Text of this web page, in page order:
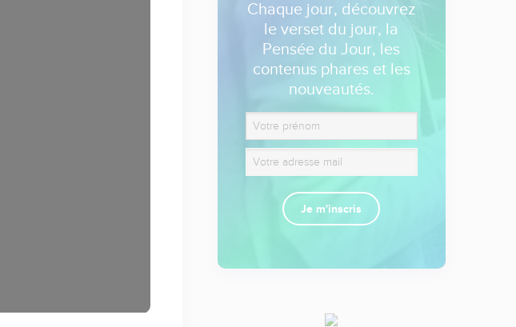
Chaque jour, découvrez
le verset du jour, la
Pensée du Jour, les
contenus phares et les
nouveautés.
Je m'inscris